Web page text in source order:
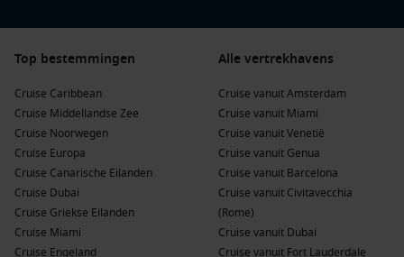
door het charmante centrum van Galveston, met zijn mooie
een bezoek te brengen aan het Strand Historic District.
Geniet van de stranden
: Galveston heeft verschillende
prachtige stranden, zoals Stewart Beach en East Beach,
waar je kunt ontspannen, zwemmen of deelnemen aan
watersportactiviteiten.
Bezoek hetTexasSeaport Museum: Leer meer over de
maritieme geschiedenis van Galveston en verken het
historische schip Elissa, een prachtig gerestaureerd tall
ship.
Top bestemmingen
Cruise Caribbean
Cruise Middellandse Zee
Cruise Noorwegen
Cruise Europa
Cruise Canarische Eilanden
Cruise Dubai
Cruise Griekse Eilanden
Cruise Miami
Cruise Engeland
Alle vertrekhavens
Cruise vanuit Amsterdam
Cruise vanuit Miami
Cruise vanuit Venetië
Cruise vanuit Genua
Cruise vanuit Barcelona
Cruise vanuit Civitavecchia
(Rome)
Cruise vanuit Dubai
Cruise vanuit Fort Lauderdale